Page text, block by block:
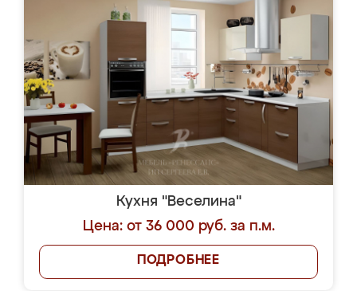
Кухня "Веселина"
Цена: от 36 000 руб. за п.м.
ПОДРОБНЕЕ